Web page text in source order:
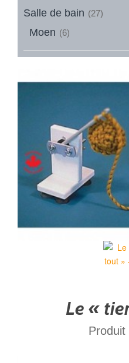
Salle de bain (27)
Moen (6)
Le «
Produit